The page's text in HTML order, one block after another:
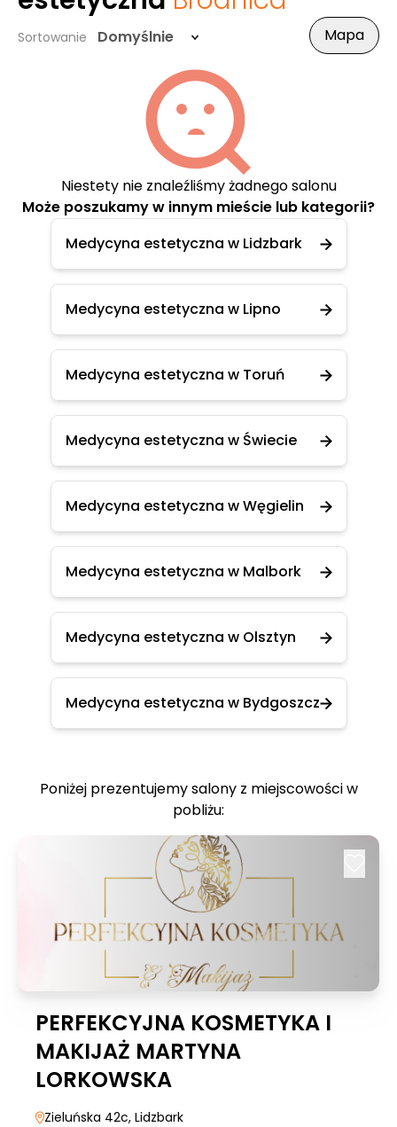
Sortowanie Domyślnie Mapa
Niestety nie znaleźliśmy żadnego salonu
Może poszukamy w innym mieście lub kategorii?
Medycyna estetyczna w Lidzbark
Medycyna estetyczna w Lipno
Medycyna estetyczna w Toruń
Medycyna estetyczna w Świecie
Medycyna estetyczna w Węgielin
Medycyna estetyczna w Malbork
Medycyna estetyczna w Olsztyn
Medycyna estetyczna w Bydgoszcz
Poniżej prezentujemy salony z miejscowości w
pobliżu:
PERFEKCYJNA KOSMETYKA I
MAKIJAŻ MARTYNA
LORKOWSKA
Zieluńska 42c, Lidzbark